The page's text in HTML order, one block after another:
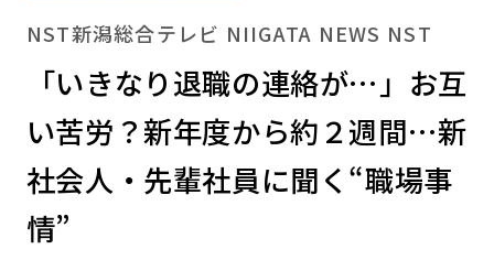
NST新潟総合テレビ NIIGATA NEWS NST
「いきなり退職の連絡が…」お互
い苦労？新年度から約２週間…新
社会人・先輩社員に聞く“職場事
情”